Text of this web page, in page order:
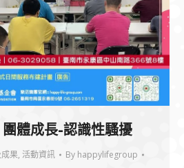
團體成長-認識性騷擾
果, 活動資訊 By happylifegroup